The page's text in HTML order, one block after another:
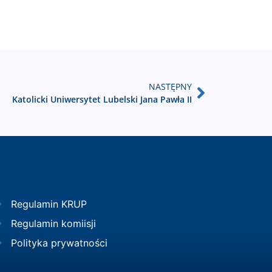
NASTĘPNY
Katolicki Uniwersytet Lubelski Jana Pawła II
Regulamin KRUP
Regulamin komiisji
Polityka prywatności